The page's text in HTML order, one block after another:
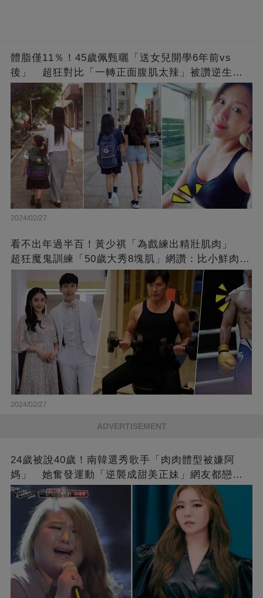
體脂僅11％！45歲佩甄曬「送女兒開學6年前vs
後」 超狂對比「一轉正面腹肌太辣」被讚逆生
長：媽媽變姊姊❤
2024/02/27
看不出年過半百！黃少祺「為戲練出精壯肌肉」
超狂魔鬼訓練「50歲大秀8塊肌」網讚：比小鮮肉猛
❤
2024/02/27
ADVERTISEMENT
24歲被說40歲！南韓選秀歌手「肉肉體型被嫌阿
媽」 她奮發運動「逆襲成甜美正妹」網友都戀愛
了❤